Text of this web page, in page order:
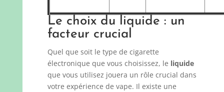
Le choix du liquide : un
facteur crucial
Quel que soit le type de cigarette
électronique que vous choisissez, le liquide
que vous utilisez jouera un rôle crucial dans
votre expérience de vape. Il existe une